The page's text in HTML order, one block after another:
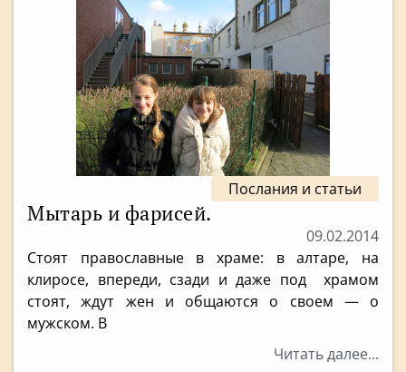
Послания и статьи
Мытарь и фарисей.
09.02.2014
Стоят православные в храме: в алтаре, на
клиросе, впереди, сзади и даже под храмом
стоят, ждут жен и общаются о своем — о
мужском. В
Читать далее...